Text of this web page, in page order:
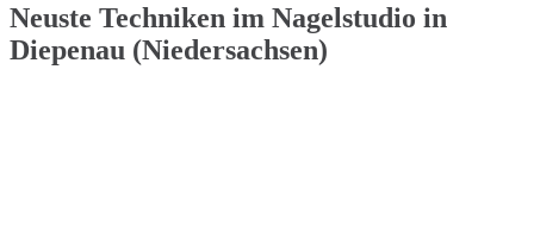
Neuste Techniken im Nagelstudio in
Diepenau (Niedersachsen)